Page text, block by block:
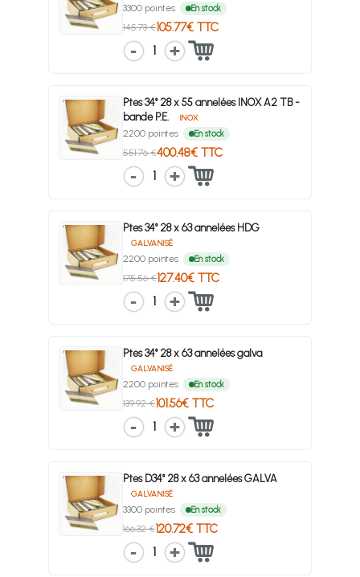
3300 pointes En stock
145.73 €105.77€ TTC
1
Ptes 34° 28 x 55 annelées INOX A2 TB -
bande P.E.
INOX
2200 pointes En stock
551.76 €400.48€ TTC
1
Ptes 34° 28 x 63 annelées HDG
GALVANISÉ
2200 pointes En stock
175.56 €127.40€ TTC
1
Ptes 34° 28 x 63 annelées galva
GALVANISÉ
2200 pointes En stock
139.92 €101.56€ TTC
1
Ptes D34° 28 x 63 annelées GALVA
GALVANISÉ
3300 pointes En stock
166.32 €120.72€ TTC
1